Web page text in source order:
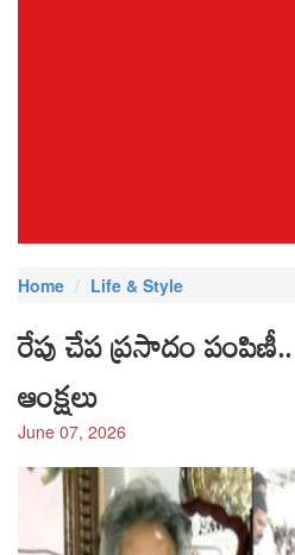
Home Life & Style
రేపు చేప ప్రసాదం
ఆంక్షలు
June 07, 2026